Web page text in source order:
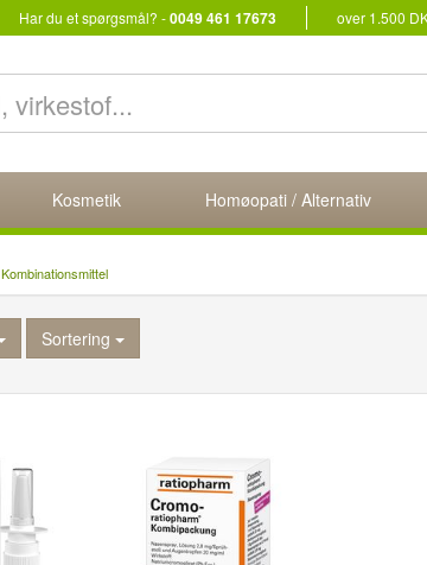
Har du et spørgsmål? -0049 461 17673 over 1.500
Kosmetik Homøopati / Alternativ
Kombinationsmittel
Sortering